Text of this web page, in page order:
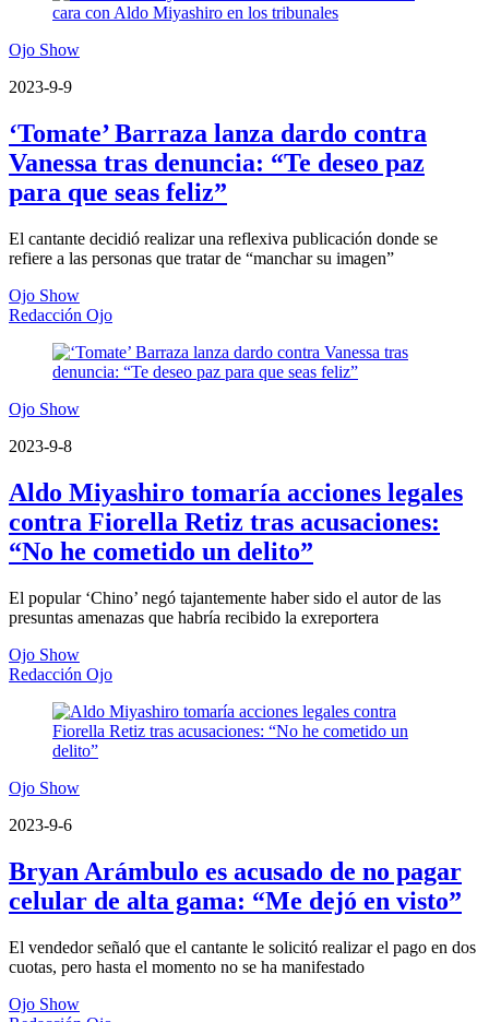
Ojo Show
2023-9-9
‘Tomate’ Barraza lanza dardo contra
Vanessa tras denuncia: “Te deseo paz
para que seas feliz”
El cantante decidió realizar una reflexiva publicación donde se
refiere a las personas que tratar de “manchar su imagen”
Ojo Show
Redacción Ojo
Ojo Show
2023-9-8
Aldo Miyashiro tomaría acciones legales
contra Fiorella Retiz tras acusaciones:
“No he cometido un delito”
El popular ‘Chino’ negó tajantemente haber sido el autor de las
presuntas amenazas que habría recibido la exreportera
Ojo Show
Redacción Ojo
Ojo Show
2023-9-6
Bryan Arámbulo es acusado de no pagar
celular de alta gama: “Me dejó en visto”
El vendedor señaló que el cantante le solicitó realizar el pago en dos
cuotas, pero hasta el momento no se ha manifestado
Ojo Show